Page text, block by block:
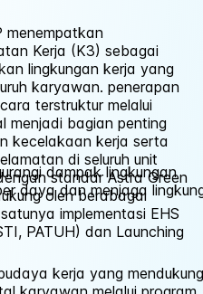
menempatkan
Kerja (K3) sebagai
lingkungan kerja yang
karyawan. penerapan
terstruktur melalui
menjadi bagian penting
kecelakaan kerja serta
di seluruh unit
standar Astra Green
oleh berabagai
implementasi EHS
PATUH) dan Launching
dampak lingkungan
daya dan menjaga
kerja yang